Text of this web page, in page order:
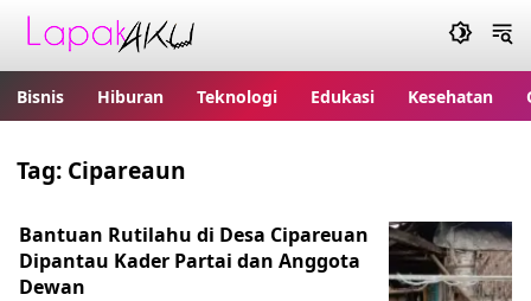
Bisnis Hiburan Teknologi Edukasi Kesehatan
Tag: Cipareaun
Bantuan Rutilahu di Desa Cipareuan
Dipantau Kader Partai dan Anggota
Dewan